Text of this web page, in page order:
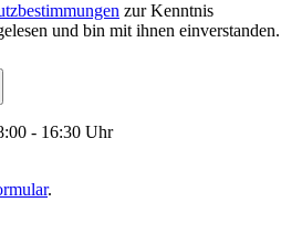
zur Kenntnis
und bin mit ihnen einverstanden.
- 16:30 Uhr
.